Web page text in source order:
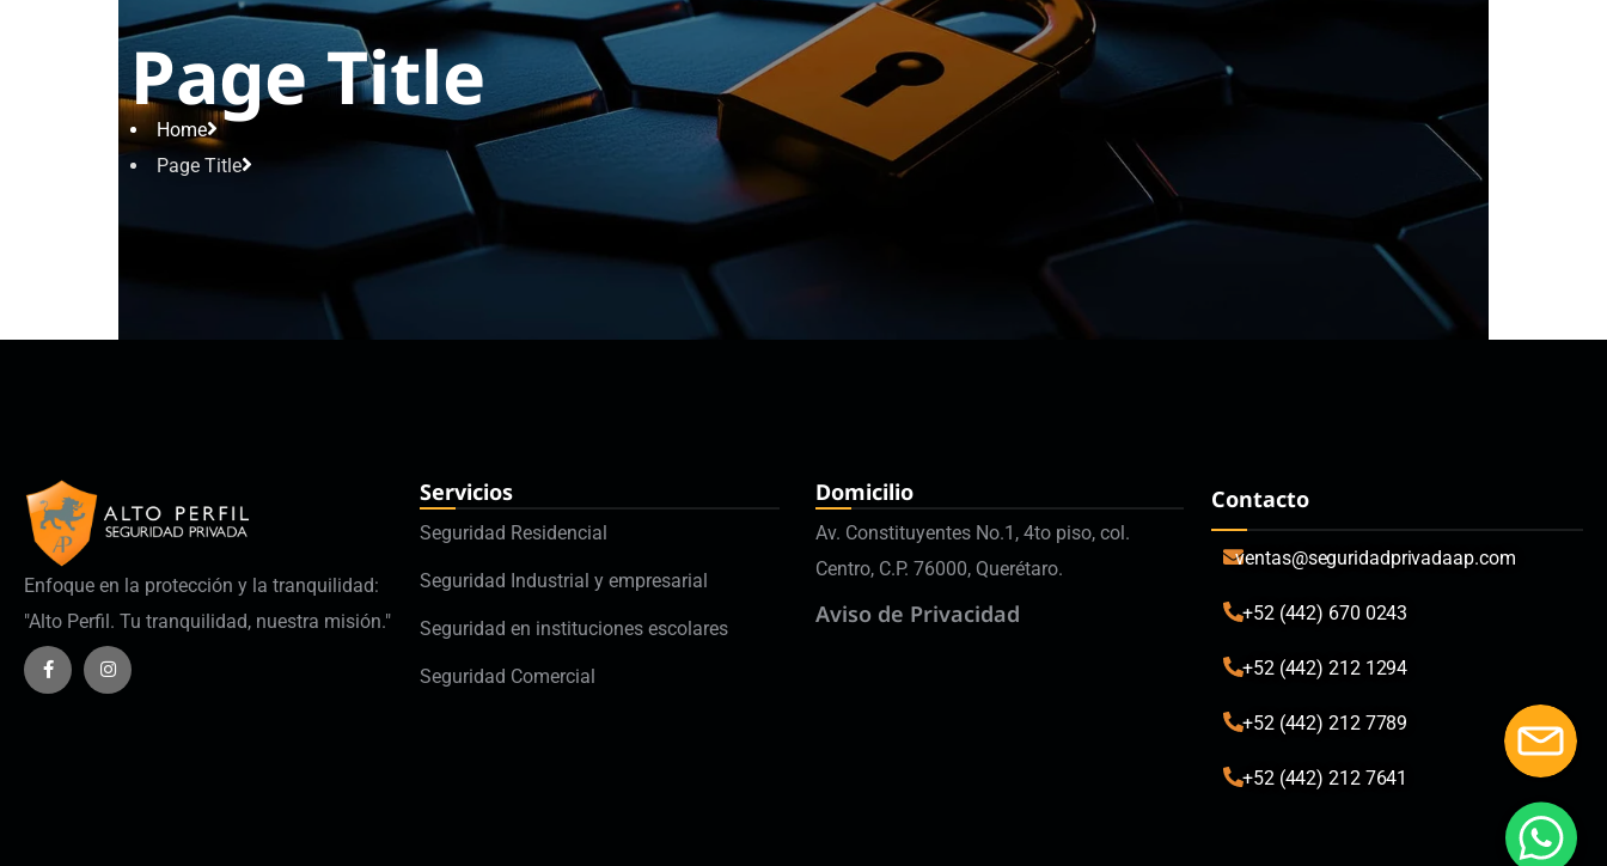
Page Title
Home
Page Title
Enfoque en la protección y la tranquilidad:
"Alto Perfil. Tu tranquilidad, nuestra misión."
Servicios
Seguridad Residencial
Seguridad Industrial y empresarial
Seguridad en instituciones escolares
Seguridad Comercial
Domicilio
Av. Constituyentes No.1, 4to piso, col.
Centro, C.P. 76000, Querétaro.
Aviso de Privacidad
Contacto
ventas@seguridadprivadaap.com
+52 (442) 670 0243
+52 (442) 212 1294
+52 (442) 212 7789
+52 (442) 212 7641